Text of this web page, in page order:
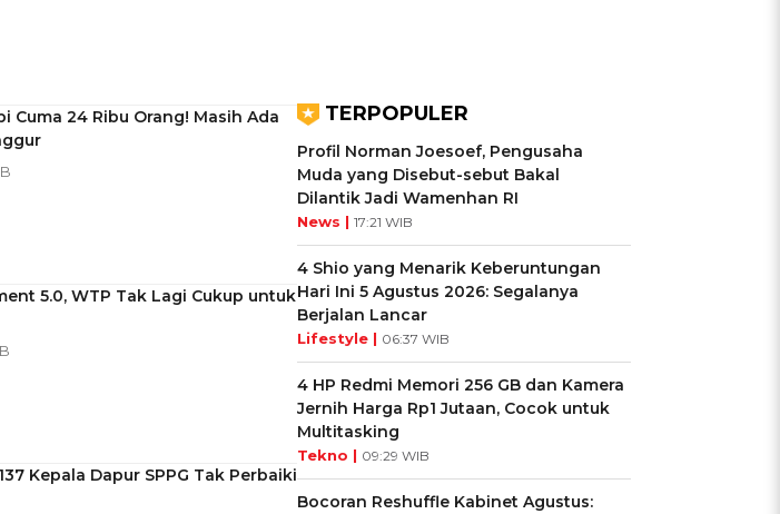
Cuma 24 Ribu Orang! Masih Ada
5.0, WTP Tak Lagi Cukup untuk
Kepala Dapur SPPG Tak Perbaiki
TERPOPULER
Profil Norman Joesoef, Pengusaha
Muda yang Disebut-sebut Bakal
Dilantik Jadi Wamenhan RI
News | 17:21 WIB
4 Shio yang Menarik Keberuntungan
Hari Ini 5 Agustus 2026: Segalanya
Berjalan Lancar
Lifestyle | 06:37 WIB
4 HP Redmi Memori 256 GB dan Kamera
Jernih Harga Rp1 Jutaan, Cocok untuk
Multitasking
Tekno | 09:29 WIB
Bocoran Reshuffle Kabinet Agustus: